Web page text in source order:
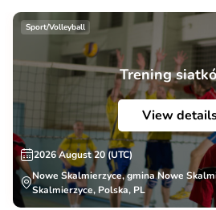
Sport/Volleyball
Trening
View
2026 August 20 (UTC)
Nowe Skalmierzyce, gmina Nowe
Skalmierzyce, Polska, PL